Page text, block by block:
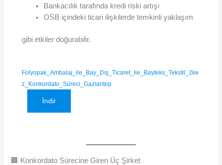
Bankacılık tarafında kredi riski artışı
OSB içindeki ticari ilişkilerde temkinli yaklaşım
gibi etkiler doğurabilir.
Folyopak_Ambalaj_ile_Bay_Dış_Ticaret_ile_Bayteks_Tekstil_2ke
z_Konkordato_Süreci_Gaziantep
İndir
🏢 Konkordato Sürecine Giren Üç Şirket